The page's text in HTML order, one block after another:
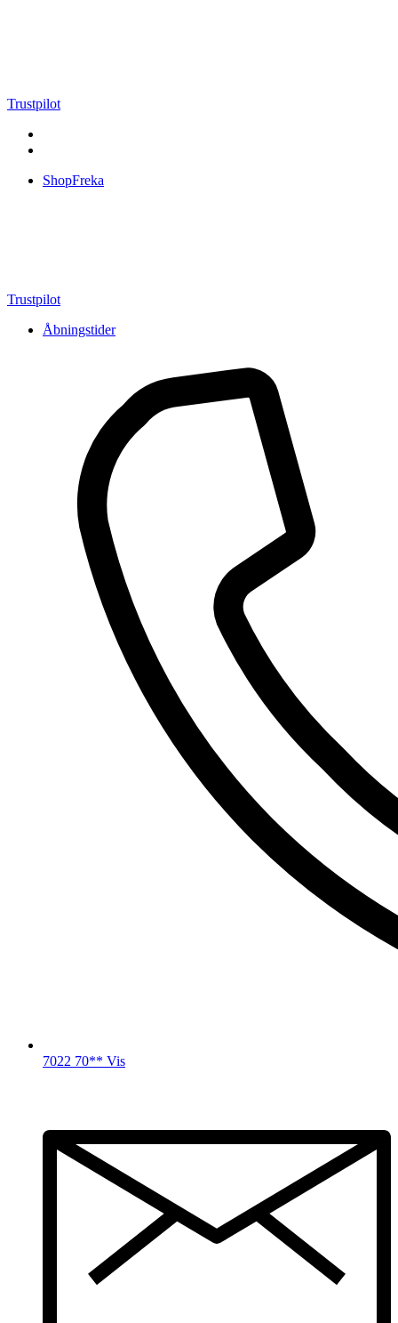
Trustpilot
ShopFreka
Trustpilot
Åbningstider
7022 70** Vis